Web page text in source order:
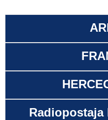
Radiopostaja